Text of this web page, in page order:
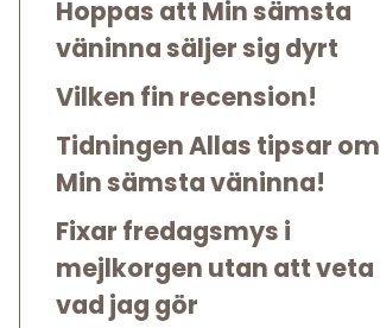
Hoppas att Min sämsta
väninna säljer sig dyrt
Vilken fin recension!
Tidningen Allas tipsar om
Min sämsta väninna!
Fixar fredagsmys i
mejlkorgen utan att veta
vad jag gör